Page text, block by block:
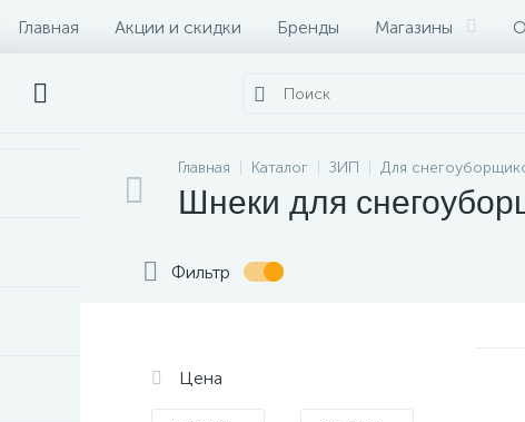
Главная Акции и скидки Бренды Магазины
Главная Каталог ЗИП Для
Шнеки для
Фильтр
Цена